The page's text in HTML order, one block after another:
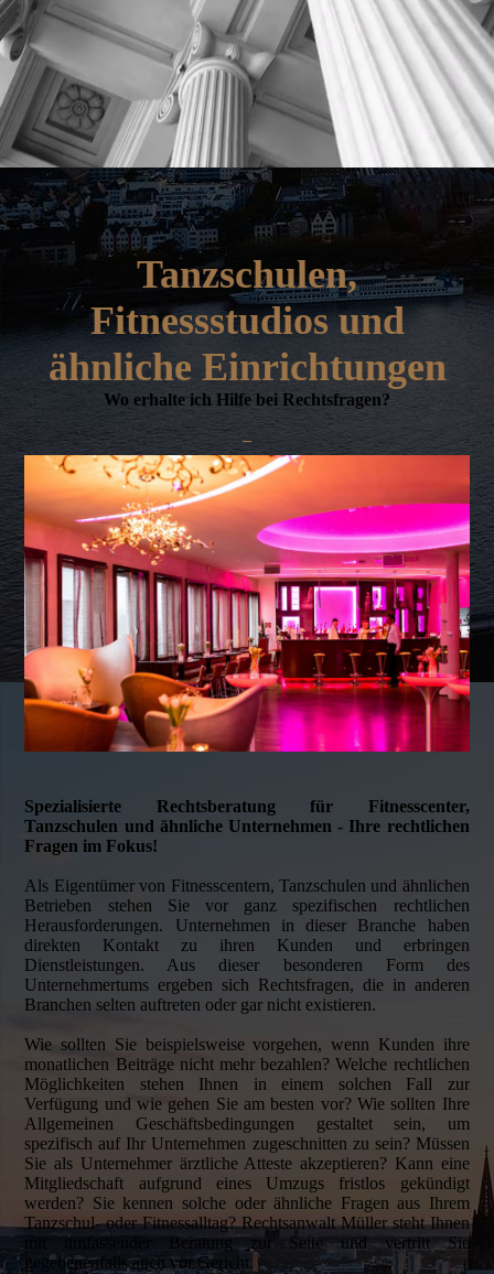
Tanzschulen,
Fitnessstudios und
ähnliche Einrichtungen
Wo erhalte ich Hilfe bei Rechtsfragen?
–
Spezialisierte Rechtsberatung für Fitnesscenter,
Tanzschulen und ähnliche Unternehmen - Ihre rechtlichen
Fragen im Fokus!
Als Eigentümer von Fitnesscentern, Tanzschulen und ähnlichen
Betrieben stehen Sie vor ganz spezifischen rechtlichen
Herausforderungen. Unternehmen in dieser Branche haben
direkten Kontakt zu ihren Kunden und erbringen
Dienstleistungen. Aus dieser besonderen Form des
Unternehmertums ergeben sich Rechtsfragen, die in anderen
Branchen selten auftreten oder gar nicht existieren.
Wie sollten Sie beispielsweise vorgehen, wenn Kunden ihre
monatlichen Beiträge nicht mehr bezahlen? Welche rechtlichen
Möglichkeiten stehen Ihnen in einem solchen Fall zur
Verfügung und wie gehen Sie am besten vor? Wie sollten Ihre
Allgemeinen Geschäftsbedingungen gestaltet sein, um
spezifisch auf Ihr Unternehmen zugeschnitten zu sein? Müssen
Sie als Unternehmer ärztliche Atteste akzeptieren? Kann eine
Mitgliedschaft aufgrund eines Umzugs fristlos gekündigt
werden? Sie kennen solche oder ähnliche Fragen aus Ihrem
Tanzschul- oder Fitnessalltag? Rechtsanwalt Müller steht Ihnen
mit umfassender Beratung zur Seite und vertritt Sie
gegebenenfalls auch vor Gericht.
Etwas anderes